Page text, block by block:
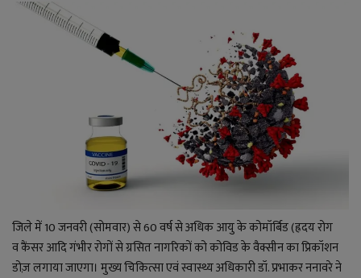
जिले में10जनवरी (सोमवार) से60वर्ष से अधिक आयु के कोमॉर्बिड (ह्रदय रोग
वकैंसर आदि गंभीर रोगों से ग्रसित नागरिकों को कोविड के वैक्सीन का प्रिकॉशन
डोज़ लगाया जाएगा। मुख्य चिकित्सा एवं स्वास्थ्य अधिकारी डॉ. प्रभाकर ननावरे ने